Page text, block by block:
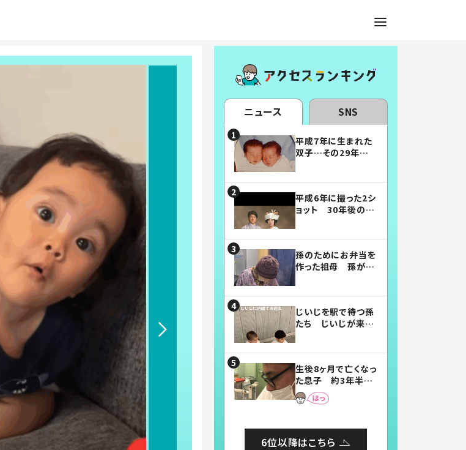
ニュース SNS
平成7年に生まれた
双子…その29年後
平成6年に撮った2シ
ョット 30年後の姿
孫のためにお弁当を
作った祖母 孫が絶
じいじを駅で待つ孫
たち じいじが来た
まらない」「幸せにな
れる」
生後8ヶ月で亡くなっ
た息子 約3年半
後、当時の妻の日記
に書いてあった本音
6位以降はこちら